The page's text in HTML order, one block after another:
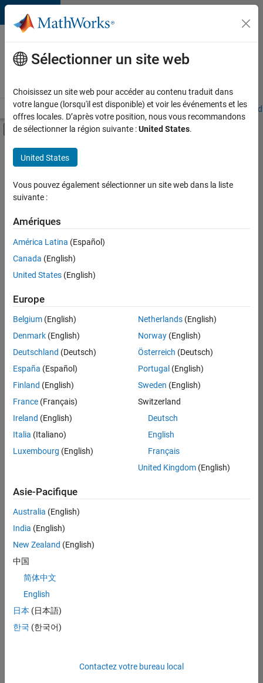
Passer au contenu
Votre
carrière
chez
Accueil Explorer nos opportunités Adresses de nos bureaux
Activer/désactiver l'affichage du menu
Contenu principal
FILTRER PAR
Programme destiné aux nouvelles carrières (EDG)
Infrastructure et architecture
Développement de produits
Actuellement,
aucune
offre
d'emploi
correspondant
à vos
critères
de
recherche.
Vous
pouvez
élargir
votre
recherche
ou
afficher
l’ensemble
d'emploi.
malgré
tout
vous
trouvez
pas
d'offre
corresponde
à vos
Sélectionner un site web
Choisissez un site web pour accéder au contenu traduit dans
votre langue (lorsqu'il est disponible) et voir les événements et les
offres locales. D’après votre position, nous vous recommandons
de sélectionner la région suivante :United States.
United States
Vous pouvez également sélectionner un site web dans la liste
suivante :
Amériques
América Latina (Español)
Canada (English)
United States (English)
Europe
Belgium (English)
Denmark (English)
Deutschland (Deutsch)
España (Español)
Finland (English)
France (Français)
Ireland (English)
Italia (Italiano)
Luxembourg (English)
Netherlands(English)
Norway(English)
Österreich (Deutsch)
Portugal (English)
Sweden (English)
Switzerland
Deutsch
English
Français
United Kingdom(English)
Asie-Pacifique
Australia (English)
India (English)
New Zealand (English)
中国
简体中文
English
日本 (日本語)
한국 (한국어)
Contactez votre bureau local